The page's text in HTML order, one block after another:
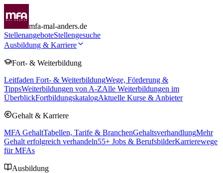
mfa-mal-anders.de
StellenangeboteStellengesuche
Ausbildung & Karriere
Fort- & Weiterbildung
Leitfaden Fort- & WeiterbildungWege, Förderung &
TippsWeiterbildungen von A-ZAlle Weiterbildungen im
ÜberblickFortbildungskatalogAktuelle Kurse & Anbieter
Gehalt & Karriere
MFA GehaltTabellen, Tarife & BranchenGehaltsverhandlungMehr
Gehalt erfolgreich verhandeln55+ Jobs & BerufsbilderKarrierewege
für MFAs
Ausbildung